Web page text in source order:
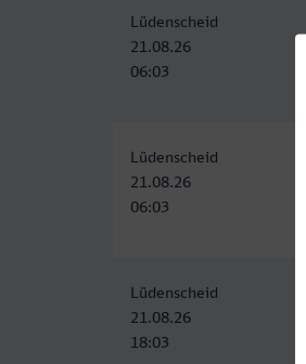
Lüdenscheid
21.08.26
06:03
Lüdenscheid
21.08.26
06:03
Lüdenscheid
21.08.26
18:03